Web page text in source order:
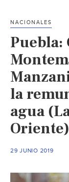
NACIONALES
Puebla:
la
agua
Oriente)
29 JUNIO 2019